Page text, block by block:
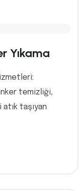
Yıkama
temizliği,
taşıyan